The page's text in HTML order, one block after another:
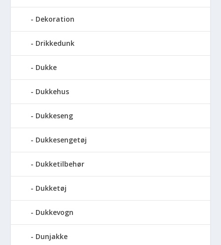
Dekoration
Drikkedunk
Dukke
Dukkehus
Dukkeseng
Dukkesengetøj
Dukketilbehør
Dukketøj
Dukkevogn
Dunjakke